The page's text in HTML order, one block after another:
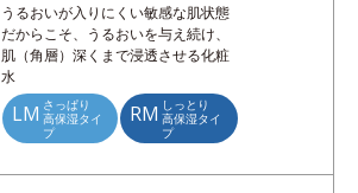
うるおいが入りにくい敏感な肌状態
だからこそ、うるおいを与え続け、
肌（角層）深くまで浸透させる化粧
水
LM さっぱり
高保湿タイ
プ
RM しっとり
高保湿タイ
プ